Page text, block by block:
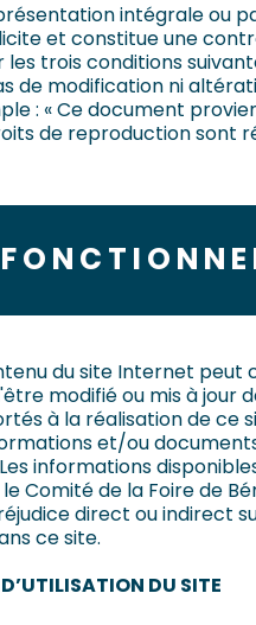
intégrale ou
et constitue une
trois conditions
de modification ni
: « Ce document
de reproduction sont
du site Internet
modifié ou mis à jour
à la réalisation de
et/ou
informations
Comité de la Foire de
direct ou indirect
ce site.
DU SITE